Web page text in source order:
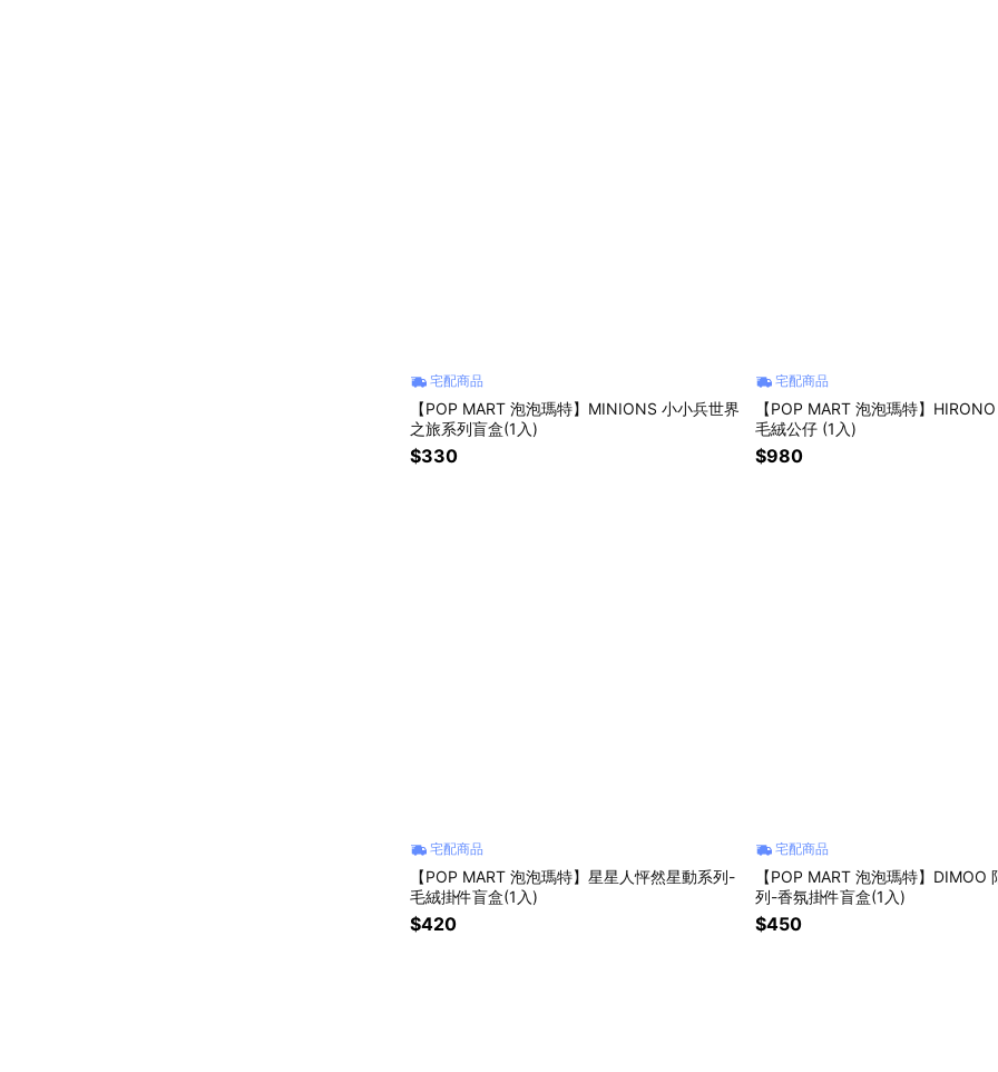
宅配商品
【POP MART 泡泡瑪特】MINIONS 小小兵世界
之旅系列盲盒(1入)
$330
宅配商品
【POP MART 泡泡瑪特】
毛絨公仔 (1入)
$980
宅配商品
【POP MART 泡泡瑪特】星星人怦然星動系列-
毛絨掛件盲盒(1入)
$420
宅配商品
【POP MART 泡泡瑪特】DIMOO
列-香氛掛件盲盒(1入)
$450